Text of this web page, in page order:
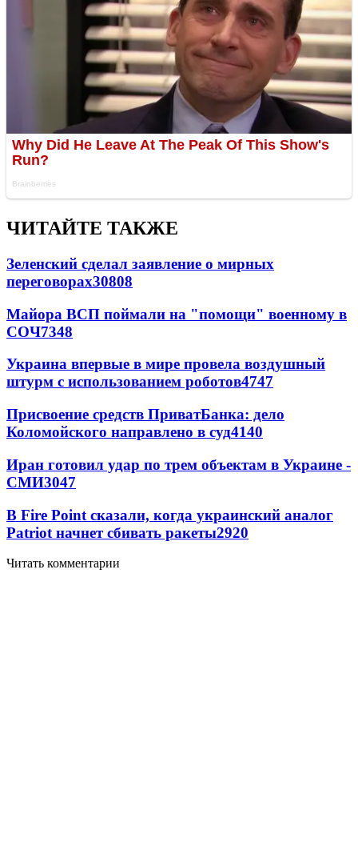
ЧИТАЙТЕ ТАКЖЕ
Зеленский сделал заявление о мирных
переговорах30808
Майора ВСП поймали на "помощи" военному в
СОЧ7348
Украина впервые в мире провела воздушный
штурм с использованием роботов4747
Присвоение средств ПриватБанка: дело
Коломойского направлено в суд4140
Иран готовил удар по трем объектам в Украине -
СМИ3047
В Fire Point сказали, когда украинский аналог
Patriot начнет сбивать ракеты2920
Читать комментарии